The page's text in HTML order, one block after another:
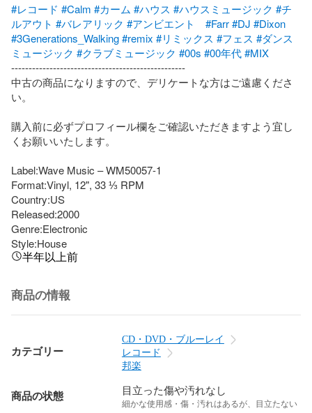
#レコード #Calm #カーム #ハウス #ハウスミュージック #チ
ルアウト #バレアリック #アンビエント #Farr#DJ #Dixon
#3Generations_Walking#remix #リミックス #フェス #ダンス
ミュージック #クラブミュージック #00s #00年代#MIX
--------------------------------------------------
中古の商品になりますので、デリケートな方はご遠慮くださ
い。
購入前に必ずプロフィール欄をご確認いただきますよう宜し
くお願いいたします。
Label:Wave Music – WM50057-1
Format:Vinyl, 12", 33 ⅓ RPM
Country:US
Released:2000
Genre:Electronic
Style:House
半年以上前
商品の情報
カテゴリー
CD・DVD・ブルーレイ
レコード
邦楽
商品の状態 目立った傷や汚れなし
細かな使用感・傷・汚れはあるが、目立たない